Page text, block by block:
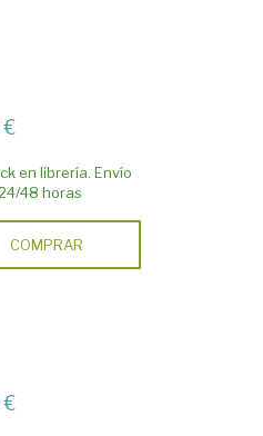
en librería. Envío
48 horas
COMPRAR